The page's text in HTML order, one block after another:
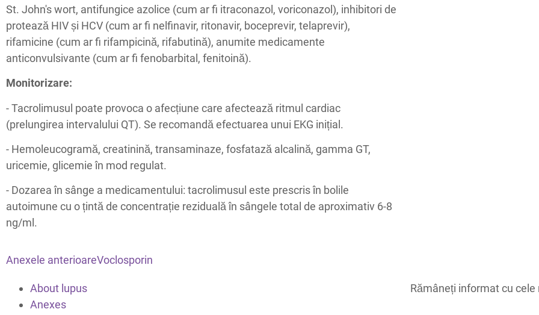
St. John's wort, antifungice azolice (cum ar fi itraconazol, voriconazol), inhibitori de
protează HIV și HCV (cum ar fi nelfinavir, ritonavir, boceprevir, telaprevir),
rifamicine (cum ar fi rifampicină, rifabutină), anumite medicamente
anticonvulsivante (cum ar fi fenobarbital, fenitoină).
Monitorizare:
- Tacrolimusul poate provoca o afecțiune care afectează ritmul cardiac
(prelungirea intervalului QT). Se recomandă efectuarea unui EKG inițial.
- Hemoleucogramă, creatinină, transaminaze, fosfatază alcalină, gamma GT,
uricemie, glicemie în mod regulat.
- Dozarea în sânge a medicamentului: tacrolimusul este prescris în bolile
autoimune cu o țintă de concentrație reziduală în sângele total de aproximativ 6-8
ng/ml.
Anexele anterioareVoclosporin
About lupus
Anexes
Rămâneți informat cu